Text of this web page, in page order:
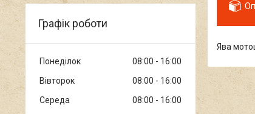
Ява
Графік роботи
Понеділок 08:00
16:00
Вівторок
08:00
16:00
Середа
08:00 16:00